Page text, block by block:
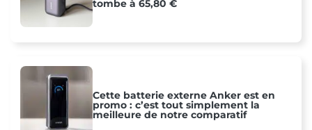
tombe à 65,80 €
Cette batterie externe Anker est en
promo : c’est tout simplement la
meilleure de notre comparatif